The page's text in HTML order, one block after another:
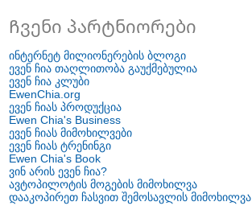
Ჩვენი პარტნიორები
ინტერნეტ მილიონერების ბლოგი
ევენ ჩია თაღლითობა გაუქმებულია
ევენ ჩია კლუბი
EwenChia.org
ევენ ჩიას პროდუქცია
Ewen Chia's Business
ევენ ჩიას მიმოხილვები
ევენ ჩიას ტრენინგი
Ewen Chia's Book
ვინ არის ევენ ჩია?
ავტოპილოტის მოგების მიმოხილვა
დააკოპირეთ ჩასვით შემოსავლის მიმოხილვა